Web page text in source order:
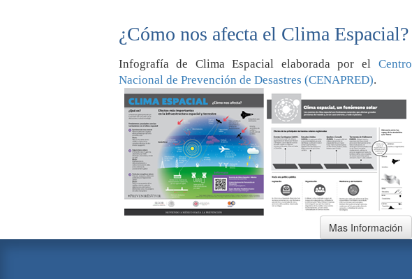
¿Cómo nos afecta el Clima Espacial?
Infografía de Clima Espacial elaborada por el Centro
Nacional de Prevención de Desastres (CENAPRED).